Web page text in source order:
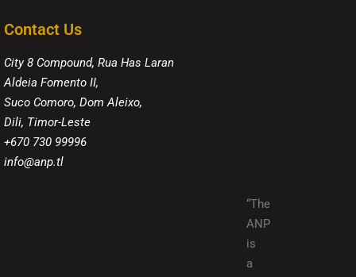
Contact Us
City 8 Compound, Rua Has Laran
Aldeia Fomento II,
Suco Comoro, Dom Aleixo,
Dili, Timor-Leste
+670 730 99996
info@anp.tl
“The
ANP
is
a